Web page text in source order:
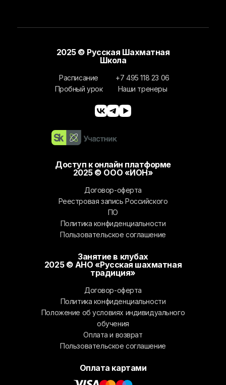
2025 © Русская Шахматная
Школа
+7 495 118 23 06
Наши тренеры
Расписание
Пробный урок
Доступ к онлайн платформе
2025 © ООО «ИОН»
Договор-оферта
Реестровая запись Российского
ПО
Политика конфиденциальности
Пользовательское соглашение
Занятие в клубах
2025 © АНО «Русская шахматная
традиция»
Договор-оферта
Политика конфиденциальности
Положение об условиях индивидуального
обучения
Оплата и возврат
Пользовательское соглашение
Оплата картами